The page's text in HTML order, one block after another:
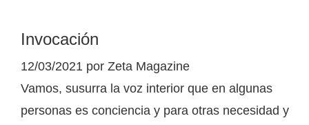
Invocación
12/03/2021 por Zeta Magazine
Vamos, susurra la voz interior que en algunas
personas es conciencia y para otras necesidad y